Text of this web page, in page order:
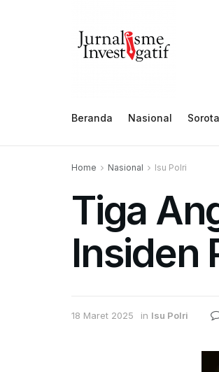
Beranda Nasional
Home Nasional Isu Polri
Tiga
Insiden
18 Maret 2025 in Isu Polri